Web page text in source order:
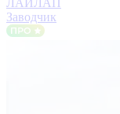
Заводчик